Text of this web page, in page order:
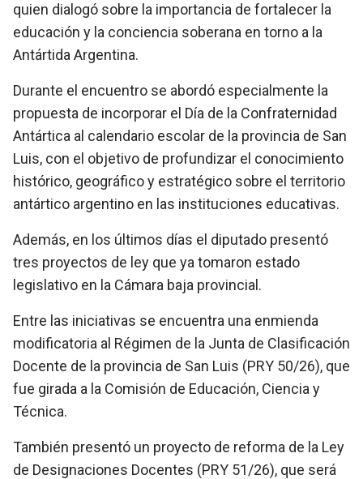
quien dialogó sobre la importancia de fortalecer la
educación y la conciencia soberana en torno a la
Antártida Argentina.
Durante el encuentro se abordó especialmente la
propuesta de incorporar el Día de la Confraternidad
Antártica al calendario escolar de la provincia de San
Luis, con el objetivo de profundizar el conocimiento
histórico, geográfico y estratégico sobre el territorio
antártico argentino en las instituciones educativas.
Además, en los últimos días el diputado presentó
tres proyectos de ley que ya tomaron estado
legislativo en la Cámara baja provincial.
Entre las iniciativas se encuentra una enmienda
modificatoria al Régimen de la Junta de Clasificación
Docente de la provincia de San Luis (PRY 50/26), que
fue girada a la Comisión de Educación, Ciencia y
Técnica.
También presentó un proyecto de reforma de la Ley
de Designaciones Docentes (PRY 51/26), que será